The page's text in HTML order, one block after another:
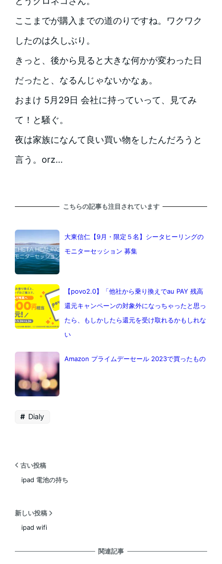
ここまでが購入までの道のりですね。ワクワク
したのは久しぶり。
きっと、後から見ると大きな何かが変わった日
だったと、なるんじゃないかなぁ。
おまけ 5月29日 会社に持っていって、見てみ
て！と騒ぐ。
夜は家族になんて良い買い物をしたんだろうと
言う。orz…
こちらの記事も注目されています
大東信仁【9月・限定５名】シータヒーリングの
モニターセッション 募集
【povo2.0】「他社から乗り換えでau PAY 残高
還元キャンペーンの対象外になっちゃったと思っ
たら、もしかしたら還元を受け取れるかもしれな
い
Amazon プライムデーセール 2023で買ったもの
Dialy
古い投稿
ipad 電池の持ち
新しい投稿
ipad wifi
関連記事